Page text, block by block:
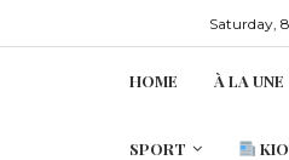
Saturday,
HOME À LA UNE
SPORT